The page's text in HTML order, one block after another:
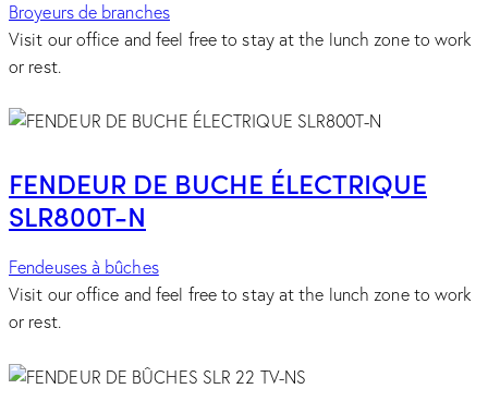
Broyeurs de branches
Visit our office and feel free to stay at the lunch zone to work
or rest.
FENDEUR DE BUCHE ÉLECTRIQUE
SLR800T-N
Fendeuses à bûches
Visit our office and feel free to stay at the lunch zone to work
or rest.